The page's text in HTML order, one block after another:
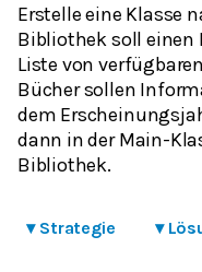
Erstelle eine Klasse
Bibliothek soll einen
Liste von
Bücher sollen
dem
dann in der Main-
Bibliothek.
▾ Strategie ▾